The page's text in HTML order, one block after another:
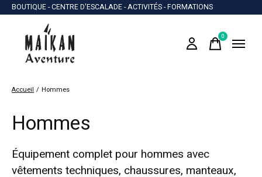
BOUTIQUE - CENTRE D'ESCALADE - ACTIVITÉS - FORMATIONS
0items
Accueil / Hommes
Hommes
Équipement complet pour hommes avec
vêtements techniques, chaussures, manteaux,